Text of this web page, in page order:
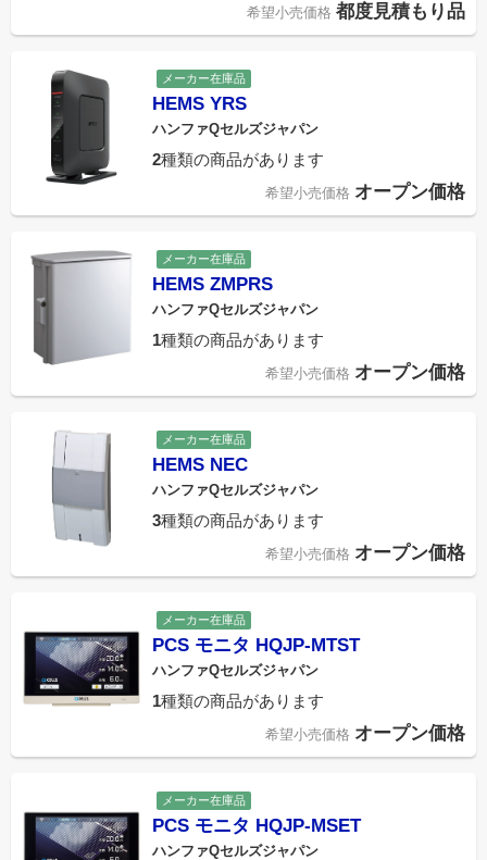
希望小売価格 都度見積もり品
メーカー在庫品
HEMS YRS
ハンファQセルズジャパン
2種類の商品があります
希望小売価格 オープン価格
メーカー在庫品
HEMS ZMPRS
ハンファQセルズジャパン
1種類の商品があります
希望小売価格 オープン価格
メーカー在庫品
HEMS NEC
ハンファQセルズジャパン
3種類の商品があります
希望小売価格 オープン価格
メーカー在庫品
PCS モニタ HQJP-MTST
ハンファQセルズジャパン
1種類の商品があります
希望小売価格 オープン価格
メーカー在庫品
PCS モニタ HQJP-MSET
ハンファQセルズジャパン